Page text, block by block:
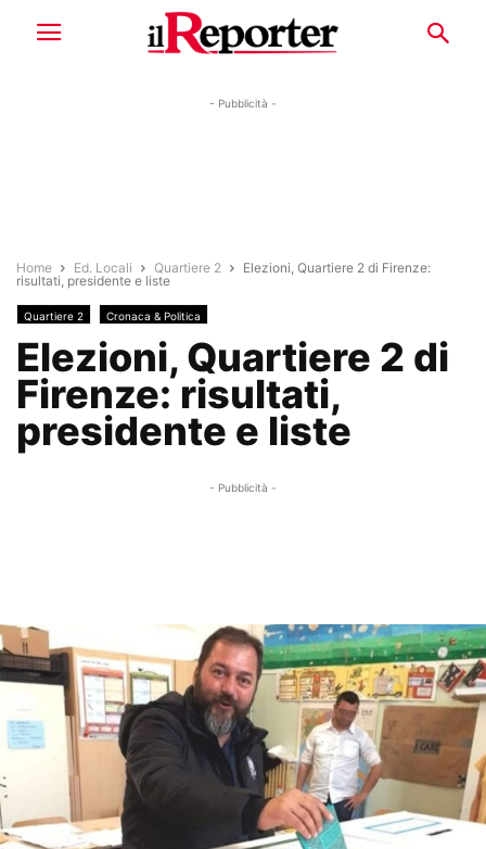
- Pubblicità -
Home Ed. Locali Quartiere 2
Elezioni, Quartiere 2 di Firenze:
risultati, presidente e liste
Quartiere 2 Cronaca & Politica
Elezioni, Quartiere 2 di
Firenze: risultati,
presidente e liste
- Pubblicità -